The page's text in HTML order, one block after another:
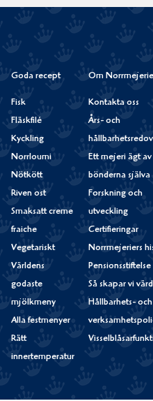
Goda recept
Fisk
Fläskfilé
Kyckling
Norrloumi
Nötkött
Riven ost
Smaksatt creme
fraiche
Vegetariskt
Världens
godaste
mjölkmeny
Alla festmenyer
Rätt
innertemperatur
Om
Kontakta oss
Års- och
Ett mejeri ägt av
bönderna själva
Forskning och
utveckling
Certifieringar
Norrmejeriers
Pensionsstiftelse
Så skapar vi
Hållbarhets- och